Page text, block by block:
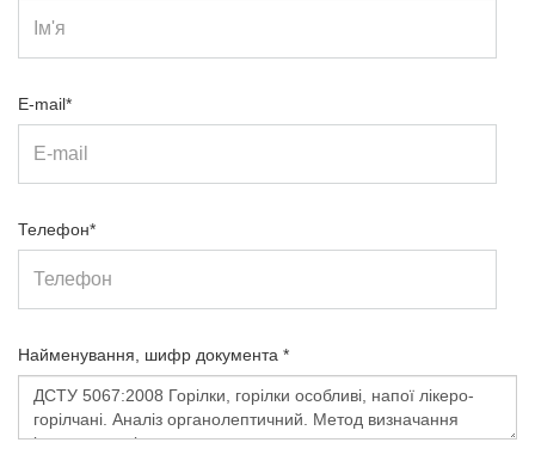
E-mail*
Телефон*
Найменування, шифр документа *